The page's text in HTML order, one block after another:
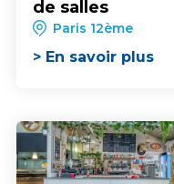
de salles
Paris 12ème
> En savoir plus